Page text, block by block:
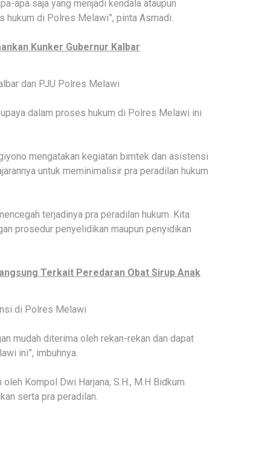
apa saja yang menjadi kendala ataupun
hukum di Polres Melawi”, pinta Asmadi.
Kunker Gubernur Kalbar
dan PJU Polres Melawi
dalam proses hukum di Polres Melawi ini
mengatakan kegiatan bimtek dan asistensi
untuk meminimalisir pra peradilan hukum
terjadinya pra peradilan hukum. Kita
prosedur penyelidikan maupun penyidikan
Terkait Peredaran Obat Sirup Anak
di Polres Melawi
mudah diterima oleh rekan-rekan dan dapat
ini”, imbuhnya.
Kompol Dwi Harjana, S.H., M.H Bidkum
serta pra peradilan.